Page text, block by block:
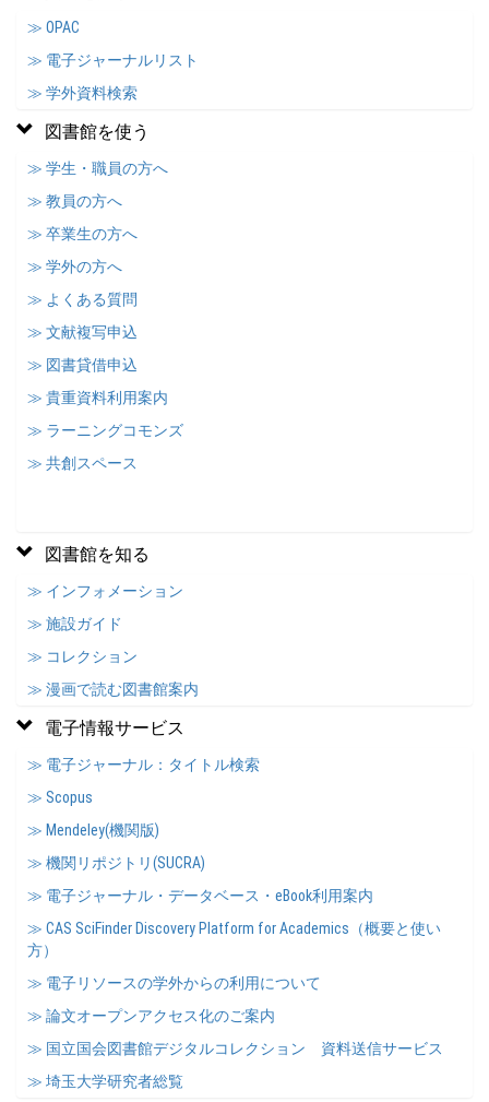
≫ OPAC
≫ 電子ジャーナルリスト
≫ 学外資料検索
図書館を使う
≫ 学生・職員の方へ
≫ 教員の方へ
≫ 卒業生の方へ
≫ 学外の方へ
≫ よくある質問
≫ 文献複写申込
≫ 図書貸借申込
≫ 貴重資料利用案内
≫ ラーニングコモンズ
≫ 共創スペース
図書館を知る
≫ インフォメーション
≫ 施設ガイド
≫ コレクション
≫ 漫画で読む図書館案内
電子情報サービス
≫ 電子ジャーナル：タイトル検索
≫ Scopus
≫ Mendeley(機関版)
≫ 機関リポジトリ(SUCRA)
≫ 電子ジャーナル・データベース・eBook利用案内
≫ CAS SciFinder Discovery Platform for Academics（概要と使い
方）
≫ 電子リソースの学外からの利用について
≫ 論文オープンアクセス化のご案内
≫ 国立国会図書館デジタルコレクション 資料送信サービス
≫ 埼玉大学研究者総覧